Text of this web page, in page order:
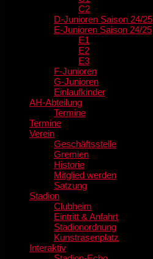
C2
D-Junioren Saison 24/25
E-Junioren Saison 24/25
E1
E2
E3
F-Junioren
G-Junioren
Einlaufkinder
AH-Abteilung
Termine
Termine
Verein
Geschäftsstelle
Gremien
Historie
Mitglied werden
Satzung
Stadion
Clubheim
Eintritt & Anfahrt
Stadionordnung
Kunstrasenplatz
Interaktiv